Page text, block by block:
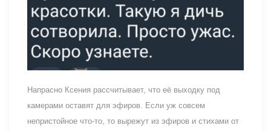
Напрасно Ксения рассчитывает, что её выходку под
камерами оставят для эфиров. Если уж совсем
непристойное что-то, то вырежут из эфиров и стихами от